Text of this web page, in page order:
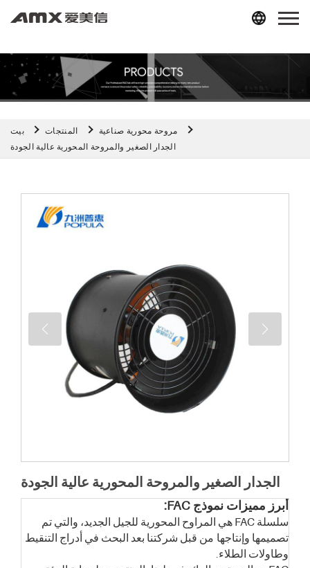
بيت المنتجات
مروحة محورية صناعية
الجدار الصغير والمروحة المحورية عالية الجودة
الجدار الصغير والمروحة المحورية عالية الجودة
أبرز مميزات نموذج FAC:
سلسلة FAC هي المراوح المحورية للجيل الجديد، والتي تم
تصميمها وإنتاجها من قبل شركتنا بعد البحث في أدراج التنقيط
وطاولات الطلاء.